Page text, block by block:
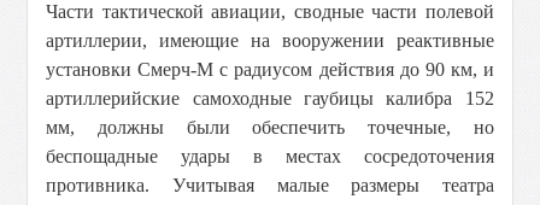
Части тактической авиации, сводные части полевой
артиллерии, имеющие на вооружении реактивные
установки Смерч-М с радиусом действия до 90 км, и
артиллерийские самоходные гаубицы калибра 152
мм, должны были обеспечить точечные, но
беспощадные удары в местах сосредоточения
противника. Учитывая малые размеры театра